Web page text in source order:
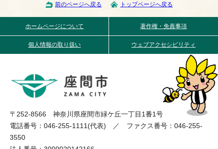
前のページへ戻る トップページへ戻る
ホームページについて 著作権・免責事項
個人情報の取り扱い ウェブアクセシビリティ
〒252-8566 神奈川県座間市緑ケ丘一丁目1番1号
電話番号：046-255-1111(代表) ／ ファクス番号：046-255-
3550